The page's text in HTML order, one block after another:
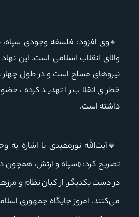
🔸وی افزود: فلسفه وجودی سپاه،
والای انقلاب اسلامی است. این
نیروهای مسلح است و در طول
خطری انقلاب را تهدید کرده،
داشته است.
🔸آیت‌الله نورمفیدی با اشاره
تصریح کرد: «سپاه و ارتش، همچون
در دست یکدیگر، از کیان نظام و
می‌کنند. امروز جایگاه جمهوری